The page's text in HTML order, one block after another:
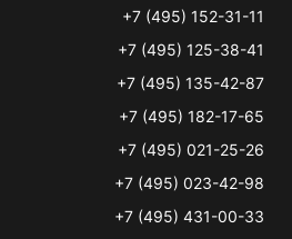
+7 (495) 152-31-11
+7 (495) 125-38-41
+7 (495) 135-42-87
+7 (495) 182-17-65
+7 (495) 021-25-26
+7 (495) 023-42-98
+7 (495) 431-00-33